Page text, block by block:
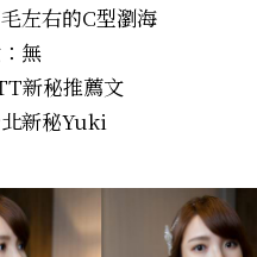
左右的C型瀏海
無
新秘推薦文
新秘Yuki